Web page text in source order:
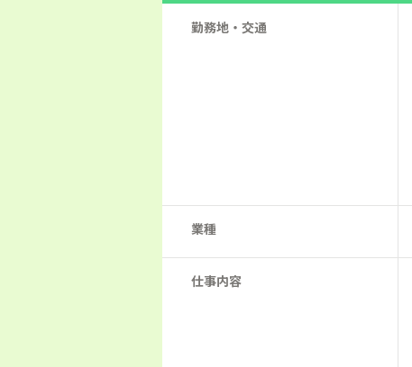
勤務地・交通
業種
仕事内容